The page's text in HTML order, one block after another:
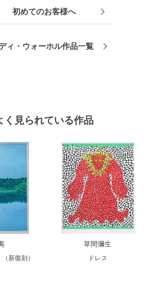
初めてのお客様へ
ィ・ウォーホル作品一覧
く見られている作品
新復刻）
草間彌生
ドレス